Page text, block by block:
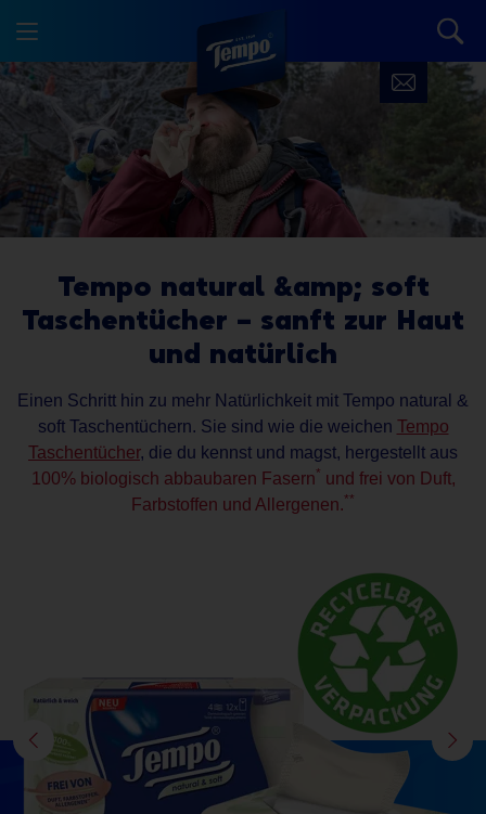
Tempo natural &amp; soft
Taschentücher – sanft zur Haut
und natürlich
Einen Schritt hin zu mehr Natürlichkeit mit Tempo natural &
soft Taschentüchern. Sie sind wie die weichen Tempo
Taschentücher, die du kennst und magst, hergestellt aus
100% biologisch abbaubaren Fasern* und frei von Duft,
Farbstoffen und Allergenen.**